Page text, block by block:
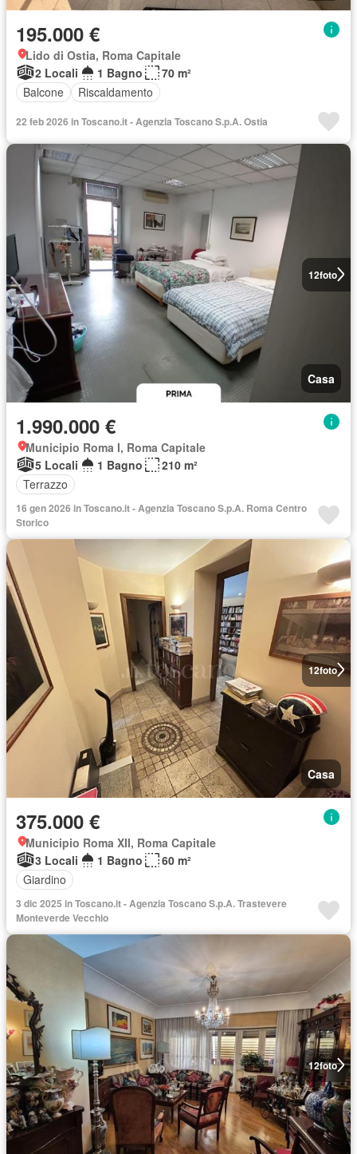
195.000 €
Lido di Ostia, Roma Capitale
2 Locali
1 Bagno
70 m²
Balcone
Riscaldamento
22 feb 2026 in Toscano.it - Agenzia Toscano S.p.A. Ostia
12foto
Casa
1.990.000 €
Municipio Roma I, Roma Capitale
5 Locali
1 Bagno
210 m²
Terrazzo
16 gen 2026 in Toscano.it - Agenzia Toscano S.p.A. Roma Centro
Storico
12foto
Casa
375.000 €
Municipio Roma XII, Roma Capitale
3 Locali
1 Bagno
60 m²
Giardino
3 dic 2025 in Toscano.it - Agenzia Toscano S.p.A. Trastevere
Monteverde Vecchio
12foto